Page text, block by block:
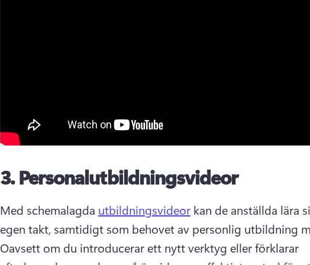
3.Personalutbildningsvideor
Med schemalagda utbildningsvideor kan de anställda lära
Oavsett om du introducerar ett nytt verktyg eller förklarar